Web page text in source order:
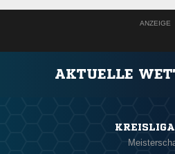
ANZEIGE
AKTUELLE